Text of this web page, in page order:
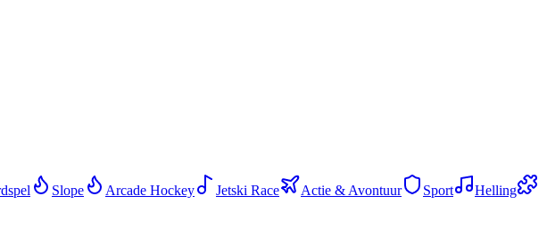
Slope Arcade Hockey Jetski Race Actie & Avontuur Sport
Helling